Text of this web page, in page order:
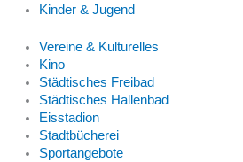
Kinder & Jugend
Vereine & Kulturelles
Kino
Städtisches Freibad
Städtisches Hallenbad
Eisstadion
Stadtbücherei
Sportangebote